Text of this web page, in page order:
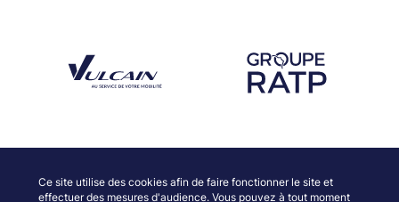
Ce site utilise des cookies afin de faire fonctionner le site et
effectuer des mesures d'audience. Vous pouvez à tout moment